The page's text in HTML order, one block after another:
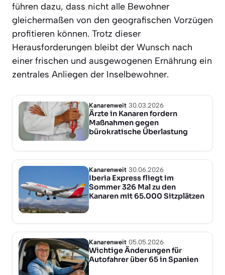
führen dazu, dass nicht alle Bewohner
gleichermaßen von den geografischen Vorzügen
profitieren können. Trotz dieser
Herausforderungen bleibt der Wunsch nach
einer frischen und ausgewogenen Ernährung ein
zentrales Anliegen der Inselbewohner.
Kanarenweit 30.03.2026
Ärzte in Kanaren fordern
Maßnahmen gegen
bürokratische Überlastung
Kanarenweit 30.06.2026
Iberia Express fliegt im
Sommer 326 Mal zu den
Kanaren mit 65.000 Sitzplätzen
Kanarenweit 05.05.2026
Wichtige Änderungen für
Autofahrer über 65 in Spanien